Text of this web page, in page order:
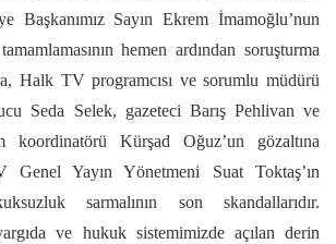
Başkanımız Sayın Ekrem İmamoğlu’nun
tamamlamasının hemen ardından soruşturma
Halk TV programcısı ve sorumlu müdürü
Seda Selek, gazeteci Barış Pehlivan ve
Kürşad Oğuz’un gözaltına
Genel Yayın Yönetmeni Suat Toktaş’ın
sarmalının son skandallarıdır.
ve hukuk sistemimizde açılan derin